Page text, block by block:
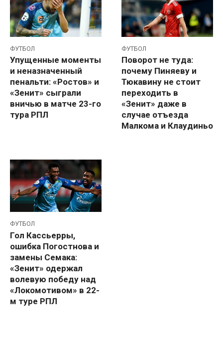
ФУТБОЛ
Упущенные моменты
и неназначенный
пенальти: «Ростов» и
«Зенит» сыграли
вничью в матче 23-го
тура РПЛ
ФУТБОЛ
Поворот не туда:
почему Пиняеву и
Тюкавину не стоит
переходить в
«Зенит» даже в
случае отъезда
Малкома и Клаудиньо
ФУТБОЛ
Гол Кассьерры,
ошибка Погостнова и
замены Семака:
«Зенит» одержал
волевую победу над
«Локомотивом» в 22-
м туре РПЛ